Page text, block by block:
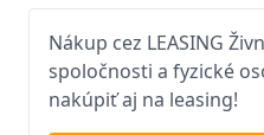
Nákup cez LEASING
spoločnosti a fyzické
nakúpiť aj na leasing!